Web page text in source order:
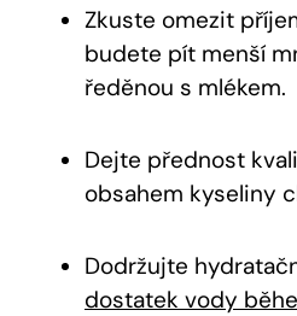
Zkuste omezit
budete pít menší
ředěnou s mlékem.
Dejte přednost
obsahem kyseliny
Dodržujte
dostatek vody